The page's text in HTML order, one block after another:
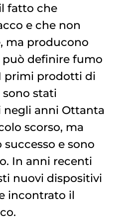
fatto che
e che non
ma producono
può definire fumo
primi prodotti di
stati
negli anni Ottanta
scorso, ma
e sono
In anni recenti
nuovi dispositivi
incontrato il